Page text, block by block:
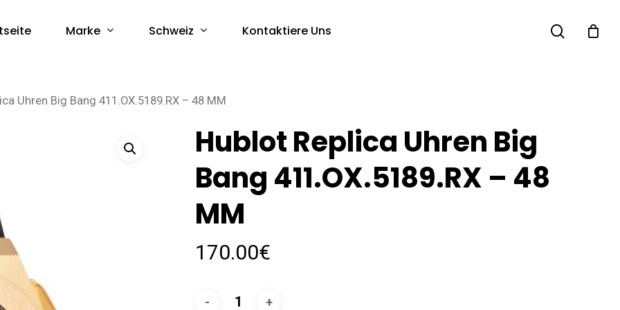
Marke Schweiz Kontaktiere Uns search
Uhren Big Bang 411.OX.5189.RX – 48 MM
Hublot Replica Uhren Big
Bang 411.OX.5189.RX – 48
MM
170.00€